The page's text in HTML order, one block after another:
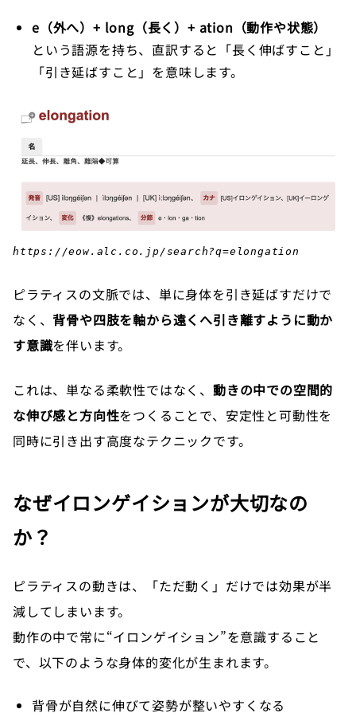
e（外へ）+ long（長く）+ ation（動作や状態）
という語源を持ち、直訳すると「長く伸ばすこと」
「引き延ばすこと」を意味します。
https://eow.alc.co.jp/search?q=elongation
ピラティスの文脈では、単に身体を引き延ばすだけで
なく、 背骨や四肢を軸から遠くへ引き離すように動か
す意識を伴います。
これは、単なる柔軟性ではなく、 動きの中での空間的
な伸び感と方向性をつくることで、安定性と可動性を
同時に引き出す高度なテクニックです。
なぜイロンゲイションが大切なの
か？
ピラティスの動きは、「ただ動く」だけでは効果が半
減してしまいます。
動作の中で常に“イロンゲイション”を意識すること
で、以下のような身体的変化が生まれます。
背骨が自然に伸びて姿勢が整いやすくなる